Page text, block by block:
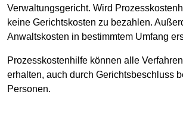
Verwaltungsgericht. Wird
keine Gerichtskosten zu bezahlen.
Anwaltskosten in bestimmtem Umfang
Prozesskostenhilfe können alle
erhalten, auch durch Gerichtsbeschluss
Personen.